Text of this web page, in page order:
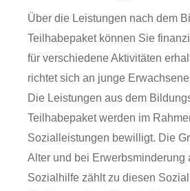
Über die Leistungen nach dem
Teilhabepaket können Sie
für verschiedene Aktivitäten
richtet sich an junge
Die Leistungen aus dem
Teilhabepaket werden im
Sozialleistungen bewilligt. Die
Alter und bei Erwerbsminderung
Sozialhilfe zählt zu diesen